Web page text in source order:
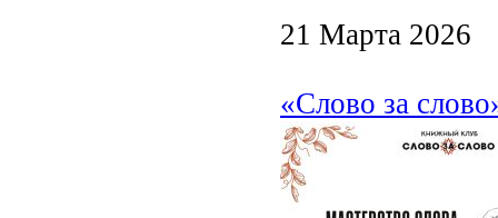
21 Марта 2026
«Слово за